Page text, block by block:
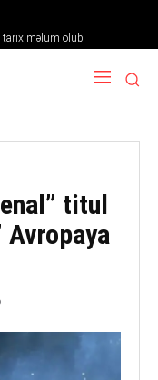
tarix məlum olub
titul
Avropaya